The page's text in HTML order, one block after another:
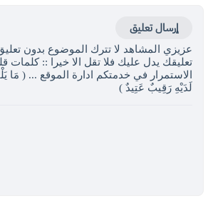
إرسال تعليق
عزيزي المشاهد لا تترك الموضوع بدون
تعليقك يدل عليك فلا تقل الا خيرا :: كلمات
الاستمرار في خدمتكم ادارة الموقع ... ( مَا
لَدَيْهِ رَقِيبٌ عَتِيدٌ )